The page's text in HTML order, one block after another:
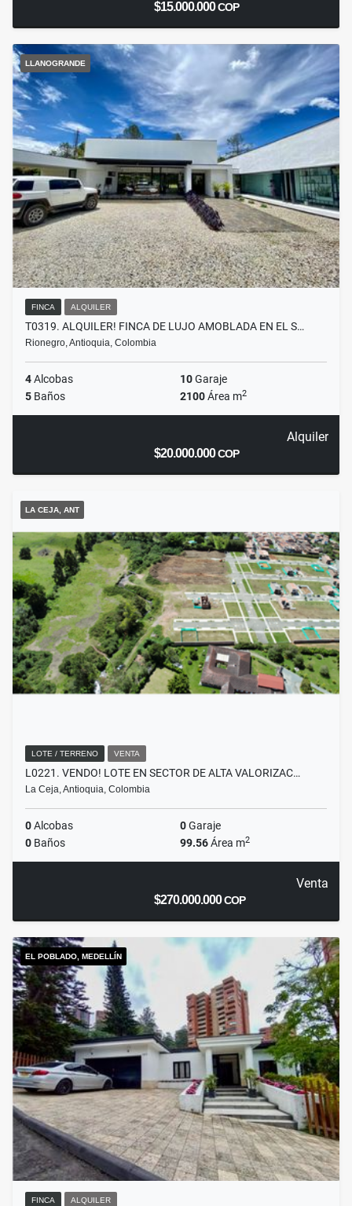
$15.000.000COP
LLANOGRANDE
FINCA ALQUILER
T0319. ALQUILER! FINCA DE LUJO AMOBLADA EN EL S…
Rionegro, Antioquia, Colombia
4Alcobas 10Garaje
5 Baños 2100Área m2
Alquiler
$20.000.000COP
LA CEJA, ANT
LOTE / TERRENO VENTA
L0221. VENDO! LOTE EN SECTOR DE ALTA VALORIZAC…
La Ceja, Antioquia, Colombia
0Alcobas 0Garaje
0 Baños 99.56Área m2
Venta
$270.000.000COP
EL POBLADO, MEDELLÍN
FINCA ALQUILER